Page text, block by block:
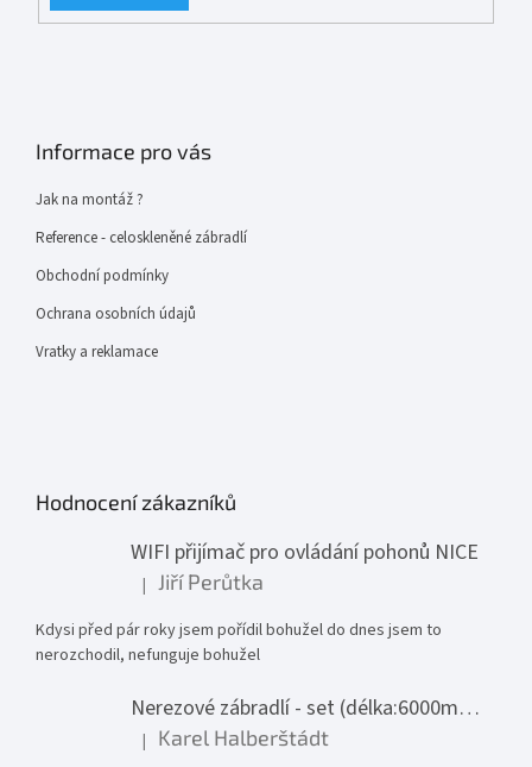
Informace pro vás
Jak na montáž ?
Reference - celoskleněné zábradlí
Obchodní podmínky
Ochrana osobních údajů
Vratky a reklamace
Hodnocení zákazníků
WIFI přijímač pro ovládání pohonů NICE
Hodnocení produktu je 1 z 5 hvězdiček.
| Jiří Perůtka
Kdysi před pár roky jsem pořídil bohužel do dnes jsem to
nerozchodil, nefunguje bohužel
Nerezové zábradlí - set (délka:6000mm x výška:1000mm)
Hodnocení produktu je 5 z 5 hvězdiček.
| Karel Halberštádt